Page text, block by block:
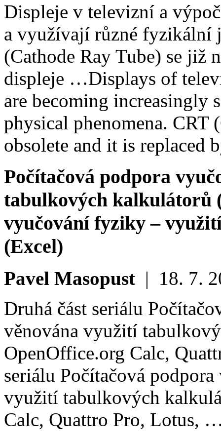
Displeje v televizní a
a využívají různé fyzikální
(Cathode Ray Tube) se již
displeje …Displays of
are becoming increasingly
physical phenomena. CRT
obsolete and it is
Počítačová podpora
tabulkových kalkulátorů
vyučování fyziky –
(Excel)
Pavel Masopust | 18. 7.
Druhá část seriálu
věnována využití
OpenOffice.org Calc,
seriálu Počítačová
využití tabulkových
Calc, Quattro Pro, Lotus,